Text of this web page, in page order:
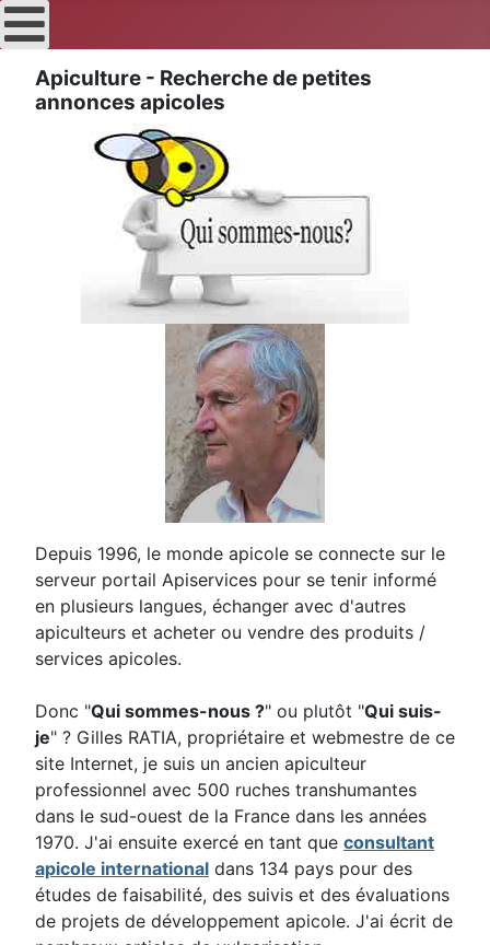
Apiculture - Recherche de petites
annonces apicoles
Depuis 1996, le monde apicole se connecte sur le
serveur portail Apiservices pour se tenir informé
en plusieurs langues, échanger avec d'autres
apiculteurs et acheter ou vendre des produits /
services apicoles.
Donc "Qui sommes-nous ?" ou plutôt "Qui suis-
je" ? Gilles RATIA, propriétaire et webmestre de ce
site Internet, je suis un ancien apiculteur
professionnel avec 500 ruches transhumantes
dans le sud-ouest de la France dans les années
1970. J'ai ensuite exercé en tant que consultant
apicole international dans 134 pays pour des
études de faisabilité, des suivis et des évaluations
de projets de développement apicole. J'ai écrit de